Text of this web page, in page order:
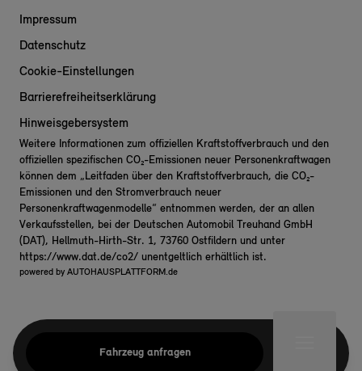
Fahrzeug anfragen
Impressum
Datenschutz
Cookie-Einstellungen
Barrierefreiheitserklärung
Hinweisgebersystem
Weitere Informationen zum offiziellen Kraftstoffverbrauch und den
offiziellen spezifischen CO₂-Emissionen neuer Personenkraftwagen
können dem „Leitfaden über den Kraftstoffverbrauch, die CO₂-
Emissionen und den Stromverbrauch neuer
Personenkraftwagenmodelle“ entnommen werden, der an allen
Verkaufsstellen, bei der Deutschen Automobil Treuhand GmbH
(DAT), Hellmuth-Hirth-Str. 1, 73760 Ostfildern und unter
https://www.dat.de/co2/ unentgeltlich erhältlich ist.
powered by AUTOHAUSPLATTFORM.de